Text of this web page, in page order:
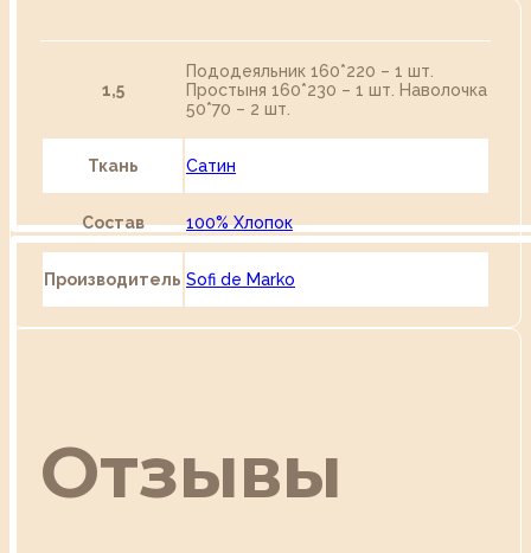
1,5
Пододеяльник 160*220 – 1 шт.
Простыня 160*230 – 1 шт. Наволочка
50*70 – 2 шт.
Ткань Сатин
Состав 100% Хлопок
Производитель Sofi de Marko
Отзывы